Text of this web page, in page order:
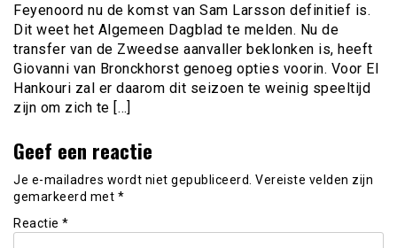
Feyenoord nu de komst van Sam Larsson definitief is.
Dit weet het Algemeen Dagblad te melden. Nu de
transfer van de Zweedse aanvaller beklonken is, heeft
Giovanni van Bronckhorst genoeg opties voorin. Voor El
Hankouri zal er daarom dit seizoen te weinig speeltijd
zijn om zich te […]
Geef een reactie
Je e-mailadres wordt niet gepubliceerd. Vereiste velden zijn
gemarkeerd met *
Reactie *